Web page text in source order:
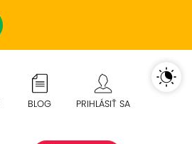
BLOG PRIHLÁSIŤ SA